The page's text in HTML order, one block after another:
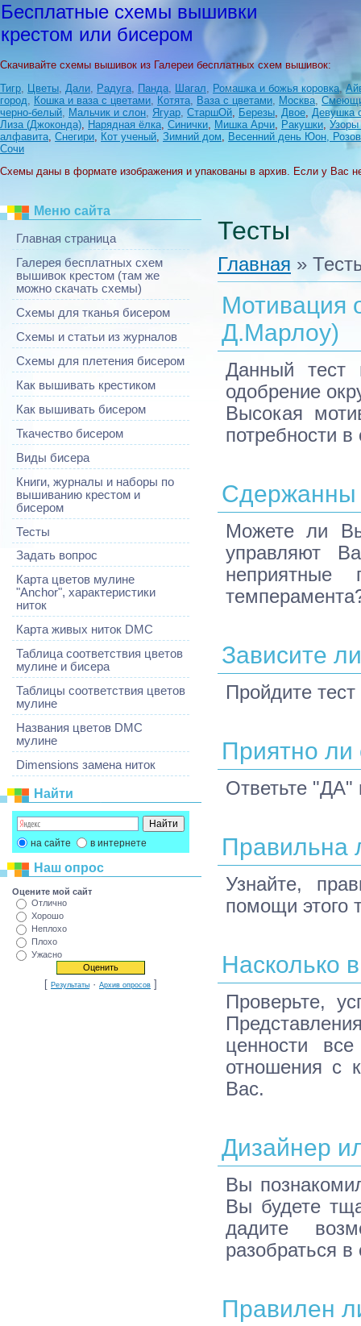
Бесплатные схемы вышивки
крестом или бисером
Скачивайте схемы вышивок из Галереи бесплатных схем вышивок:
Тигр Цветы Дали Радуга Панда Шагал Ромашка и божья коровка,
город
Кошка и ваза с цветами Котята Ваза с цветами Москва
черно-белый Мальчик и слон Ягуар СтаршОй Березы Двое Девушка
Лиза (Джоконда) Нарядная ёлка Синички Мишка Арчи Ракушки
алфавита Снегири Кот ученый Зимний дом
Весенний день Юон,
Сочи
Схемы даны в формате изображения и упакованы в архив. Если у Вас
Меню сайта
Главная страница
Галерея бесплатных схем
вышивок крестом (там же
можно скачать схемы)
Схемы для тканья бисером
Схемы и статьи из журналов
Схемы для плетения бисером
Как вышивать крестиком
Как вышивать бисером
Ткачество бисером
Виды бисера
Книги, журналы и наборы по
вышиванию крестом и
бисером
Тесты
Задать вопрос
Карта цветов мулине
"Anchor", характеристики
ниток
Карта живых ниток DMC
Таблица соответствия цветов
мулине и бисера
Таблицы соответствия цветов
мулине
Названия цветов DMC
мулине
Dimensions замена ниток
Найти
на сайте в интернете
Наш опрос
Оцените мой сайт
Отлично
Хорошо
Неплохо
Плохо
Ужасно
[ Результаты · Архив опросов ]
Тесты
Главная »
Мотивация
Д.Марлоу)
Данный тест
одобрение
Высокая
потребности
Сдержанны
Можете ли
управляют
неприятные
Зависите
Пройдите
Приятно ли
Ответьте
Правильна
Узнайте,
помощи этого
Насколько
Проверьте,
ценности
отношения с
Вас.
Дизайнер
Вы
Вы будете
дадите
разобраться
Правилен